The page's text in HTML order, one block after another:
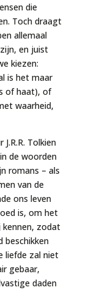
die
Toch draagt
allemaal
en juist
kiezen:
is het maar
of haat), of
waarheid,
Tolkien
de woorden
romans – als
van de
ons leven
is, om het
kennen, zodat
beschikken
liefde zal niet
gebaar,
daden